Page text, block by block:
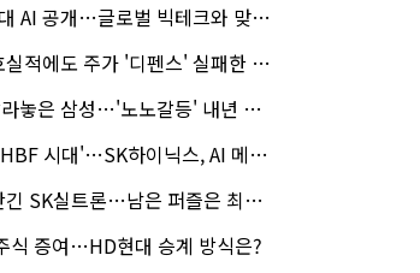
AI 공개…글로벌 빅테크와 맞붙는다
적에도 주가 '디펜스' 실패한 이유
삼성…'노노갈등' 내년 교섭 판 흔들까
대'…SK하이닉스, AI 메모리 표준 선점 나섰다
실트론…남은 퍼즐은 최태원 지분 29.4%
식 증여…HD현대 승계 방식은?